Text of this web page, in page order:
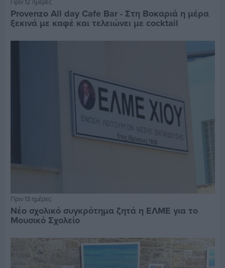
Provenzo All day Cafe Bar - Στη Βοκαριά η μέρα
ξεκινά με καφέ και τελειώνει με cocktail
Πριν 13 ημέρες
Νέο σχολικό συγκρότημα ζητά η ΕΛΜΕ για το
Μουσικό Σχολείο